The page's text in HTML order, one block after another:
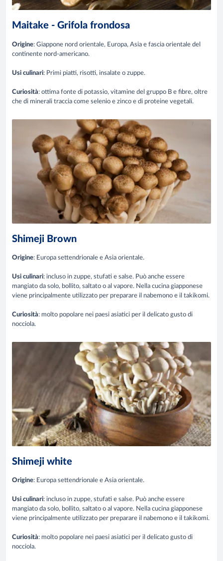
Maitake - Grifola frondosa
Origine: Giappone nord orientale, Europa, Asia e fascia orientale del
continente nord-americano.
Usi culinari: Primi piatti, risotti, insalate o zuppe.
Curiosità: ottima fonte di potassio, vitamine del gruppo B e fibre, oltre
che di minerali traccia come selenio e zinco e di proteine vegetali.
Shimeji Brown
Origine: Europa settendrionale e Asia orientale.
Usi culinari: incluso in zuppe, stufati e salse. Può anche essere
mangiato da solo, bollito, saltato o al vapore. Nella cucina giapponese
viene principalmente utilizzato per preparare il nabemono e il takikomi.
Curiosità: molto popolare nei paesi asiatici per il delicato gusto di
nocciola.
Shimeji white
Origine: Europa settendrionale e Asia orientale.
Usi culinari: incluso in zuppe, stufati e salse. Può anche essere
mangiato da solo, bollito, saltato o al vapore. Nella cucina giapponese
viene principalmente utilizzato per preparare il nabemono e il takikomi.
Curiosità: molto popolare nei paesi asiatici per il delicato gusto di
nocciola.